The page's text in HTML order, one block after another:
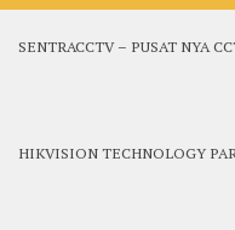
SENTRACCTV – PUSAT NYA
HIKVISION TECHNOLOGY